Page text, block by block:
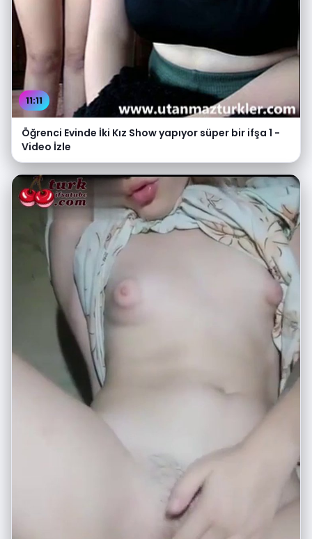
11:11
Öğrenci Evinde İki Kız Show yapıyor süper bir ifşa 1 -
Video İzle